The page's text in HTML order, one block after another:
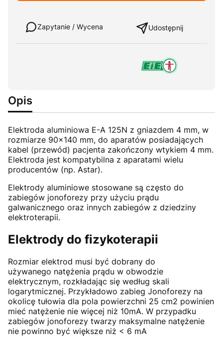
Zapytanie / Wycena Udostępnij
Opis
Elektroda aluminiowa E-A 125N z gniazdem 4 mm, w
rozmiarze 90x140 mm, do aparatów posiadających
kabel (przewód) pacjenta zakończony wtykiem 4 mm.
Elektroda jest kompatybilna z aparatami wielu
producentów (np. Astar).
Elektrody aluminiowe stosowane są często do
zabiegów jonoforezy przy użyciu prądu
galwanicznego oraz innych zabiegów z dziedziny
elektroterapii.
Elektrody do fizykoterapii
Rozmiar elektrod musi być dobrany do
używanego natężenia prądu w obwodzie
elektrycznym, rozkładając się według skali
logarytmicznej. Przykładowo zabieg Jonoforezy na
okolicę tułowia dla pola powierzchni 25 cm2 powinien
mieć natężenie nie więcej niż 10mA. W przypadku
zabiegów jonoforezy twarzy maksymalne natężenie
nie powinno być większe niż < 6 mA